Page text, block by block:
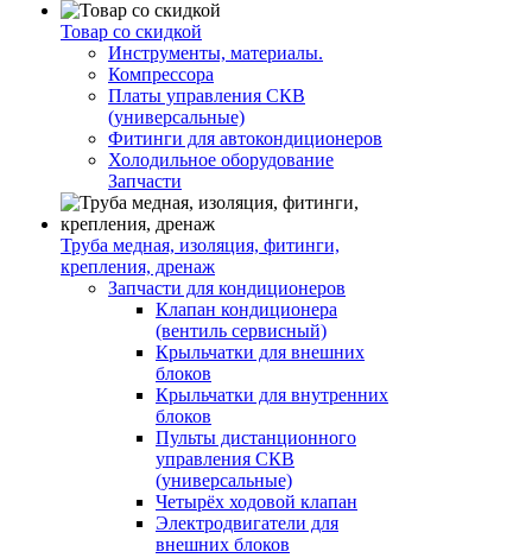
Товар со скидкой
Инструменты, материалы.
Компрессора
Платы управления СКВ
(универсальные)
Фитинги для автокондиционеров
Холодильное оборудование
Запчасти
Труба медная, изоляция, фитинги,
крепления, дренаж
Запчасти для кондиционеров
Клапан кондиционера
(вентиль сервисный)
Крыльчатки для внешних
блоков
Крыльчатки для внутренних
блоков
Пульты дистанционного
управления СКВ
(универсальные)
Четырёх ходовой клапан
Электродвигатели для
внешних блоков